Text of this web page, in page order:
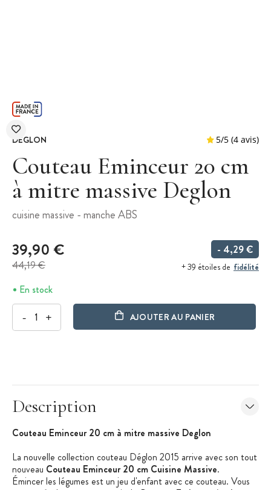
DEGLON
Couteau Eminceur 20 cm
à mitre massive Deglon
cuisine massive - manche ABS
39,90 €
44,19 €
- 4,29 €
+ 39 étoiles de fidélité
En stock
- + AJOUTER AU PANIER
Description
Couteau Eminceur 20 cm à mitre massive Deglon
La nouvelle collection couteau Déglon 2015 arrive avec son tout
nouveau Couteau Eminceur 20 cm Cuisine Massive.
Émincer les légumes est un jeu d'enfant avec ce couteau. Vous